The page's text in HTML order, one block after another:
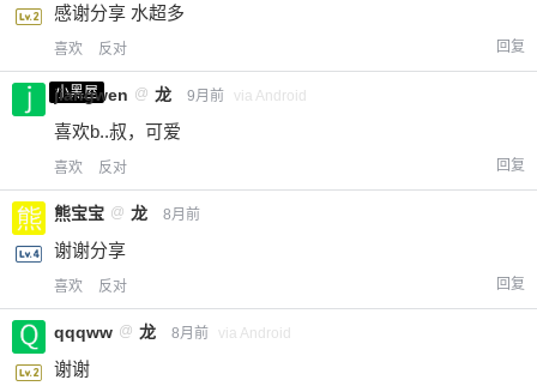
2 元 5 元
感谢分享 水超多
喜欢 反对 回复
小黑屋
jiangwen @ 龙 9月前 via Android
喜欢b..叔，可爱
喜欢 反对 回复
熊宝宝 @ 龙 8月前
谢谢分享
喜欢 反对 回复
qqqww @ 龙 8月前 via Android
谢谢